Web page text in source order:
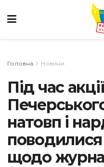
Головна Новини
Під час
натовп і
щодо